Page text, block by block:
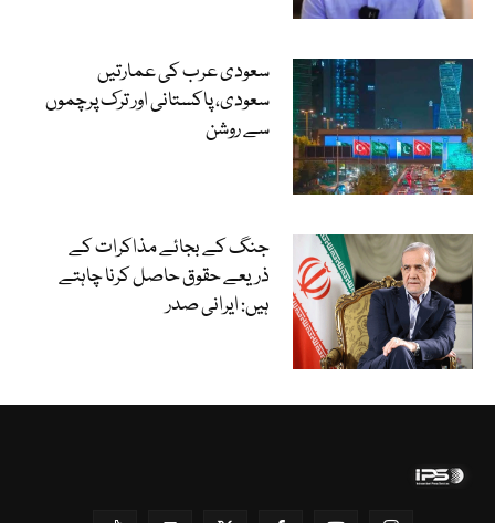
سعودی عرب کی عمارتیں
سعودی، پاکستانی اور ترک پرچموں
سے روشن
جنگ کے بجائے مذاکرات کے
ذریعے حقوق حاصل کرنا چاہتے
ہیں: ایرانی صدر